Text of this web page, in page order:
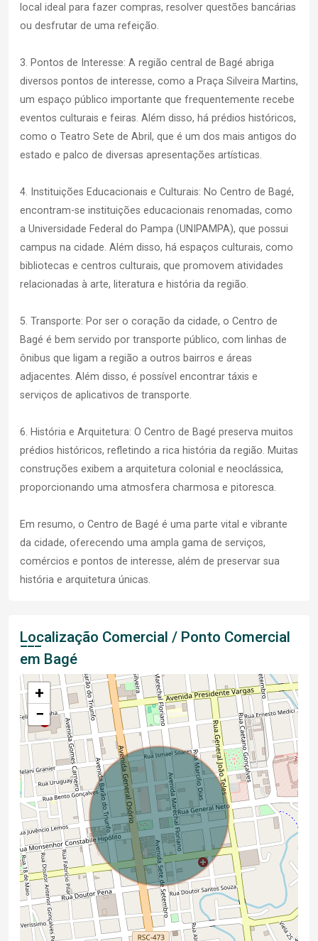
local ideal para fazer compras, resolver questões bancárias
ou desfrutar de uma refeição.
3. Pontos de Interesse: A região central de Bagé abriga
diversos pontos de interesse, como a Praça Silveira Martins,
um espaço público importante que frequentemente recebe
eventos culturais e feiras. Além disso, há prédios históricos,
como o Teatro Sete de Abril, que é um dos mais antigos do
estado e palco de diversas apresentações artísticas.
4. Instituições Educacionais e Culturais: No Centro de Bagé,
encontram-se instituições educacionais renomadas, como
a Universidade Federal do Pampa (UNIPAMPA), que possui
campus na cidade. Além disso, há espaços culturais, como
bibliotecas e centros culturais, que promovem atividades
relacionadas à arte, literatura e história da região.
5. Transporte: Por ser o coração da cidade, o Centro de
Bagé é bem servido por transporte público, com linhas de
ônibus que ligam a região a outros bairros e áreas
adjacentes. Além disso, é possível encontrar táxis e
serviços de aplicativos de transporte.
6. História e Arquitetura: O Centro de Bagé preserva muitos
prédios históricos, refletindo a rica história da região. Muitas
construções exibem a arquitetura colonial e neoclássica,
proporcionando uma atmosfera charmosa e pitoresca.
Em resumo, o Centro de Bagé é uma parte vital e vibrante
da cidade, oferecendo uma ampla gama de serviços,
comércios e pontos de interesse, além de preservar sua
história e arquitetura únicas.
Localização Comercial / Ponto Comercial
em Bagé
+
−